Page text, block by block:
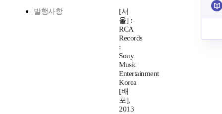
발행사항
[서
울] :
RCA
Records
:
Sony
Music
Entertainment
Korea
[배
포],
2013